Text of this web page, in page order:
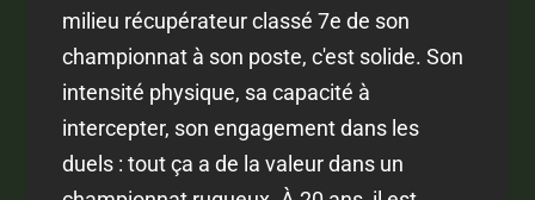
milieu récupérateur classé 7e de son
championnat à son poste, c'est solide. Son
intensité physique, sa capacité à
intercepter, son engagement dans les
duels : tout ça a de la valeur dans un